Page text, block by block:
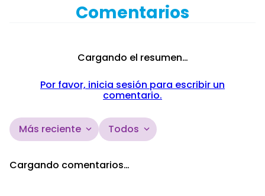
Comentarios
Cargando el resumen…
Por favor, inicia sesión para escribir un
comentario.
Más reciente Todos
Cargando comentarios…